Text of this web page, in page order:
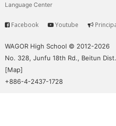
移
動
的
世
界
公
Language Center
Service
Facebook Youtube
WAGOR High School © 2012-2026
No. 328, Junfu 18th Rd., Beitun
[Map]
+886-4-2437-1728